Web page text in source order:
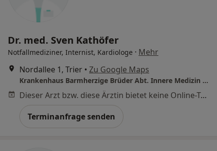
Dr. med. Sven Kathöfer
Notfallmediziner, Internist, Kardiologe · Mehr
Nordallee 1, Trier • Zu Google Maps
Krankenhaus Barmherzige Brüder Abt. Innere Medizin III
Dieser Arzt bzw. diese Ärztin bietet keine Online-Terminbuchung an diesem Standort an.
Terminanfrage senden